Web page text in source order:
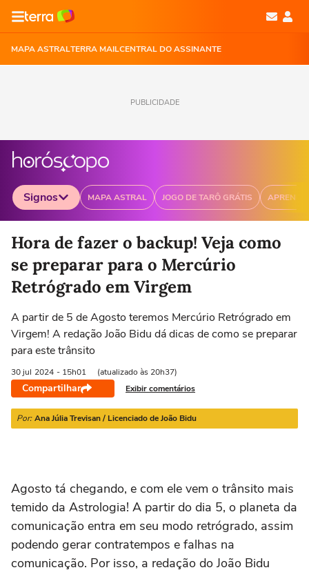
MAPA ASTRALTERRA MAILCENTRAL DO ASSINANTE
PUBLICIDADE
Signos MAPA ASTRAL JOGO DE TARÔ GRÁTIS
Selecione o signo para ver as notícias
Áries
21/03 a 20/04
Touro
21/04 a 20/05
Gêmeos
21/05 a 20/06 21/06 a 21/07
Hora de fazer o backup! Veja como
se preparar para o Mercúrio
Retrógrado em Virgem
A partir de 5 de Agosto teremos Mercúrio Retrógrado em
Virgem! A redação João Bidu dá dicas de como se preparar
para este trânsito
30 jul 2024 - 15h01 (atualizado às 20h37)
Compartilhar Exibir comentários
Por: Ana Júlia Trevisan / Licenciado de João Bidu
Agosto tá chegando, e com ele vem o trânsito mais
temido da Astrologia! A partir do dia 5, o planeta da
comunicação entra em seu modo retrógrado, assim
podendo gerar contratempos e falhas na
comunicação. Por isso, a redação do João Bidu